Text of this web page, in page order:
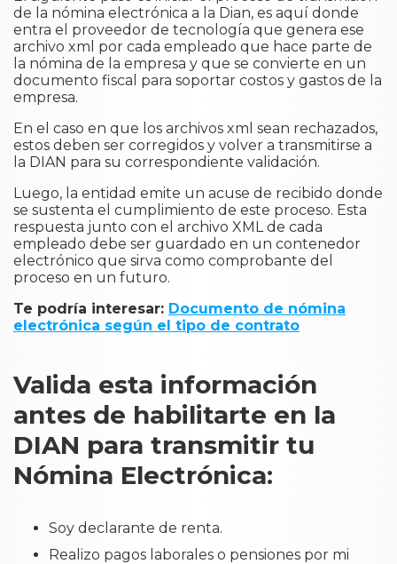
de la nómina electrónica a la Dian, es aquí donde
entra el proveedor de tecnología que genera ese
archivo xml por cada empleado que hace parte de
la nómina de la empresa y que se convierte en un
documento fiscal para soportar costos y gastos de la
empresa.
En el caso en que los archivos xml sean rechazados,
estos deben ser corregidos y volver a transmitirse a
la DIAN para su correspondiente validación.
Luego, la entidad emite un acuse de recibido donde
se sustenta el cumplimiento de este proceso. Esta
respuesta junto con el archivo XML de cada
empleado debe ser guardado en un contenedor
electrónico que sirva como comprobante del
proceso en un futuro.
Te podría interesar: Documento de nómina
electrónica según el tipo de contrato
Valida esta información
antes de habilitarte en la
DIAN para transmitir tu
Nómina Electrónica:
Soy declarante de renta.
Realizo pagos laborales o pensiones por mi